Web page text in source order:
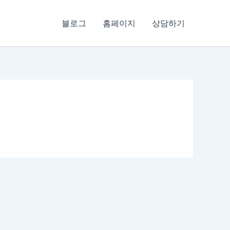
블로그 홈페이지 상담하기